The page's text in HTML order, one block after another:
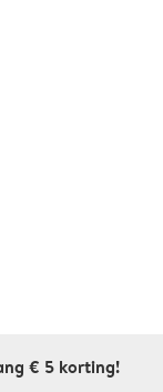
€ 5 korting!